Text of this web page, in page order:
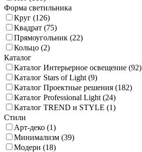
Форма светильника
Круг (126)
Квадрат (75)
Прямоугольник (22)
Кольцо (2)
Каталог
Каталог Интерьерное освещение (92)
Каталог Stars of Light (9)
Каталог Проектные решения (182)
Каталог Professional Light (24)
Каталог TREND и STYLE (1)
Стили
Арт-деко (1)
Минимализм (39)
Модерн (18)